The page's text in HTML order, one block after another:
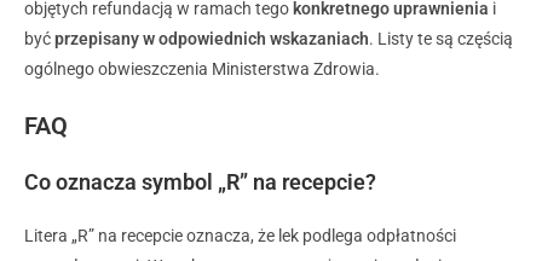
objętych refundacją w ramach tego konkretnego uprawnienia i
byćprzepisany w odpowiednich wskazaniach. Listy te są częścią
ogólnego obwieszczenia Ministerstwa Zdrowia.
FAQ
Co oznacza symbol „R” na recepcie?
Litera „R” na recepcie oznacza, że lek podlega odpłatności